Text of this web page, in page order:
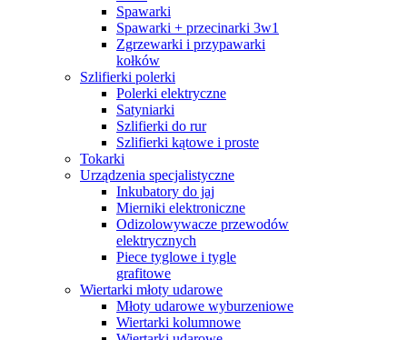
Spawarki
Spawarki + przecinarki 3w1
Zgrzewarki i przypawarki
kołków
Szlifierki polerki
Polerki elektryczne
Satyniarki
Szlifierki do rur
Szlifierki kątowe i proste
Tokarki
Urządzenia specjalistyczne
Inkubatory do jaj
Mierniki elektroniczne
Odizolowywacze przewodów
elektrycznych
Piece tyglowe i tygle
grafitowe
Wiertarki młoty udarowe
Młoty udarowe wyburzeniowe
Wiertarki kolumnowe